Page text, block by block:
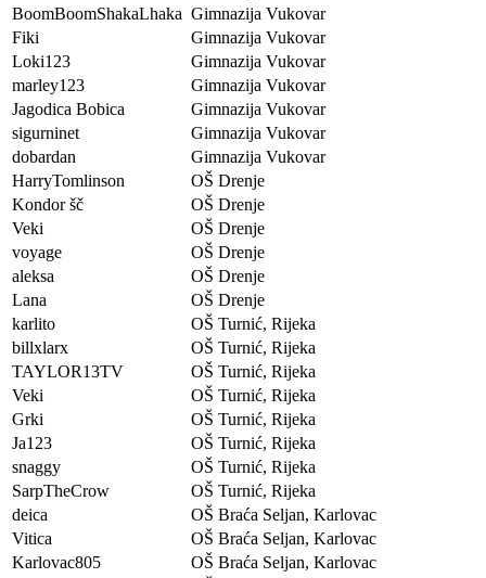
BoomBoomShakaLhaka Gimnazija Vukovar
Fiki
Gimnazija Vukovar
Loki123
Gimnazija Vukovar
marley123
Gimnazija Vukovar
Jagodica Bobica
Gimnazija Vukovar
sigurninet
Gimnazija Vukovar
dobardan
Gimnazija Vukovar
HarryTomlinson
OŠ Drenje
Kondor šč
OŠ Drenje
Veki
OŠ Drenje
voyage
OŠ Drenje
aleksa
OŠ Drenje
Lana
OŠ Drenje
karlito
OŠ Turnić, Rijeka
billxlarx
OŠ Turnić, Rijeka
TAYLOR13TV
OŠ Turnić, Rijeka
Veki
OŠ Turnić, Rijeka
Grki
OŠ Turnić, Rijeka
Ja123
OŠ Turnić, Rijeka
snaggy
OŠ Turnić, Rijeka
SarpTheCrow
OŠ Turnić, Rijeka
deica
OŠ Braća Seljan, Karlovac
Vitica
OŠ Braća Seljan, Karlovac
Karlovac805
OŠ Braća Seljan, Karlovac